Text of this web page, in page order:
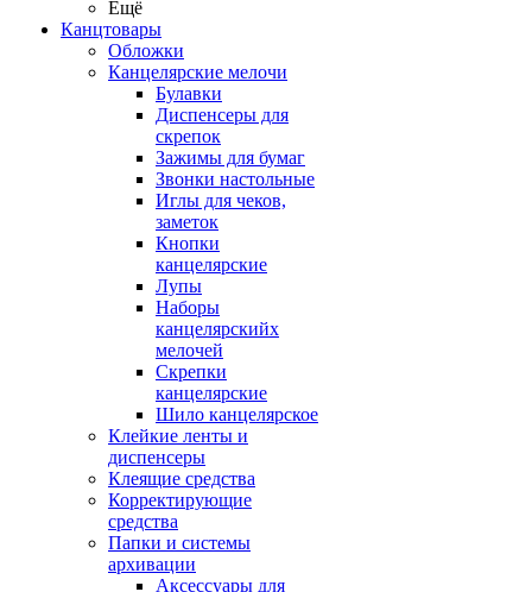
Ещё
Канцтовары
Обложки
Канцелярские мелочи
Булавки
Диспенсеры для
скрепок
Зажимы для бумаг
Звонки настольные
Иглы для чеков,
заметок
Кнопки
канцелярские
Лупы
Наборы
канцелярскийх
мелочей
Скрепки
канцелярские
Шило канцелярское
Клейкие ленты и
диспенсеры
Клеящие средства
Корректирующие
средства
Папки и системы
архивации
Аксессуары для